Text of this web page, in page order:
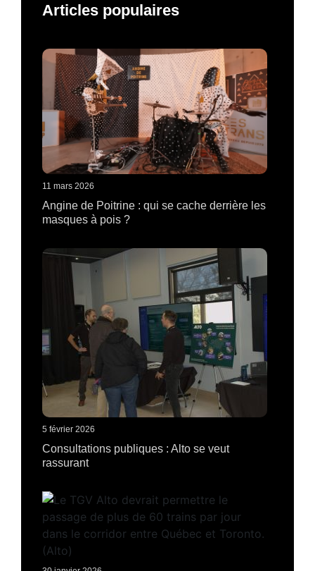
Articles populaires
11 mars 2026
Angine de Poitrine : qui se cache derrière les
masques à pois ?
5 février 2026
Consultations publiques : Alto se veut
rassurant